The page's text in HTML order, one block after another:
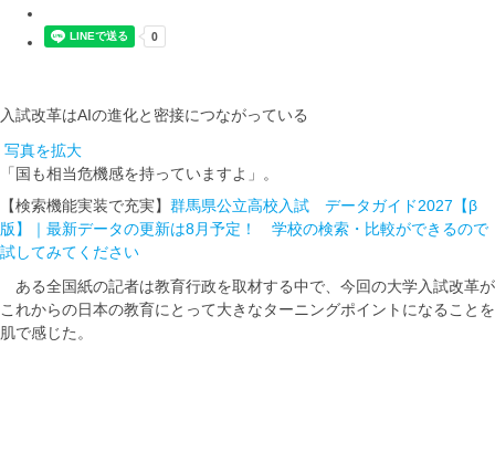
入試改革はAIの進化と密接につながっている
写真を拡大
「国も相当危機感を持っていますよ」。
【検索機能実装で充実】 群馬県公立高校入試 データガイド2027【β
版】｜最新データの更新は8月予定！ 学校の検索・比較ができるので
試してみてください
ある全国紙の記者は教育行政を取材する中で、今回の大学入試改革が
これからの日本の教育にとって大きなターニングポイントになることを
肌で感じた。